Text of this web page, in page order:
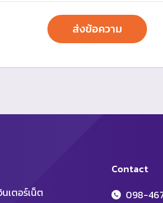
Contact
098-
เตอร์เน็ต